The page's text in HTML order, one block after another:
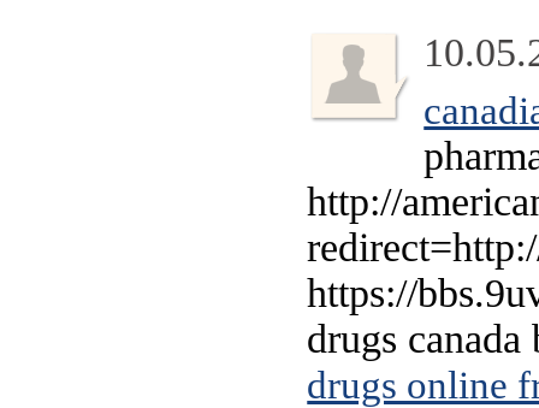
http://
https://
drugs
drugs online